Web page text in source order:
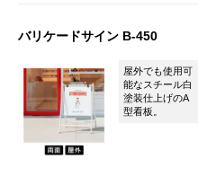
バリケードサイン B-450
屋外でも使用可
能なスチール白
塗装仕上げのA
型看板。